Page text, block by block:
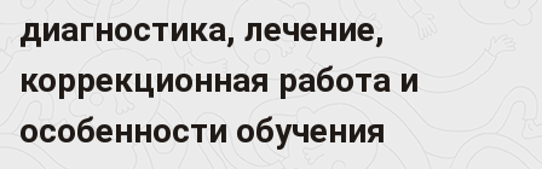
диагностика, лечение,
коррекционная работа и
особенности обучения